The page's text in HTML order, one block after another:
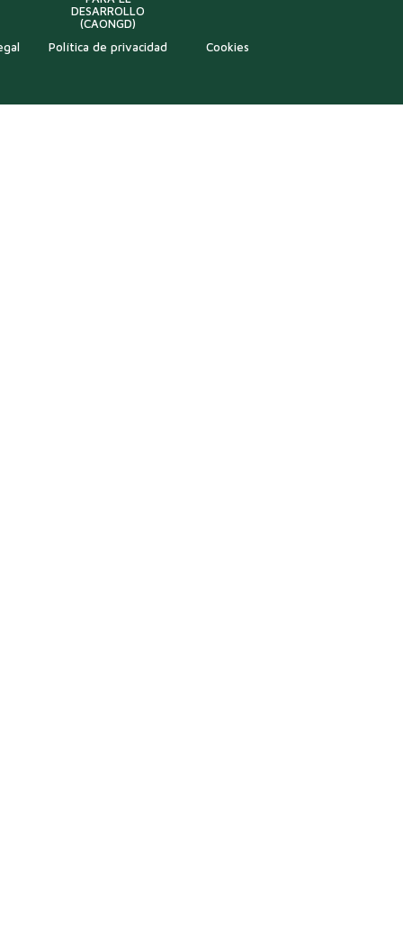
DESARROLLO
(CAONGD)
Política de privacidad Cookies